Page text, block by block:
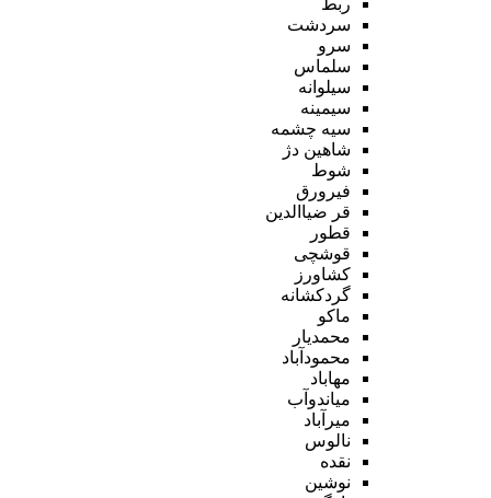
سردشت
سرو
سلماس
سیلوانه
سیمینه
سیه چشمه
شاهین دژ
شوط
فیرورق
قر ضیاالدین
قطور
قوشچی
کشاورز
گردکشانه
ماکو
محمدیار
محمودآباد
مهاباد
میاندوآب
میرآباد
نالوس
نقده
نوشین